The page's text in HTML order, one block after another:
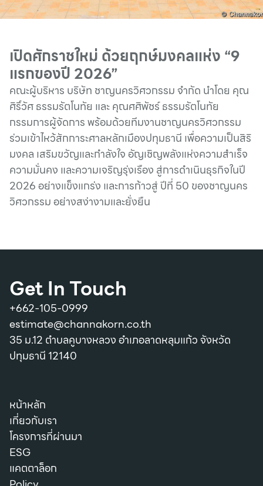
เปิดศักราชใหม่ ด้วยฤกษ์มงคลแห่ง “9
แรกของปี 2026”
คณะผู้บริหาร บริษัท ชาญนครวิศวกรรม จำกัด นำโดย คุณ
ศิริ์วัศ ธรรมรัตโนทัย และ คุณศศิพัชร์ ธรรมรัตโนทัย
กรรมการผู้จัดการ พร้อมด้วยทีมงานชาญนครวิศวกรรม
ร่วมเข้าไหว้สักการะศาลหลักเมืองปทุมธานี เพื่อความเป็นสิริ
มงคล เสริมขวัญและกำลังใจ อัญเชิญพลังแห่งความสำเร็จ
ความมั่นคง และความเจริญรุ่งเรือง สู่การดำเนินธุรกิจในปี
2026 อย่างแข็งแกร่ง และการก้าวสู่ ปีที่ 50 ของชาญนคร
วิศวกรรม อย่างสง่างามและยั่งยืน
Get In Touch
+662-105-0999
estimate@channakorn.co.th
35 ม.12 ตำบลคูบางหลวง อำเภอลาดหลุมแก้ว จังหวัด
ปทุมธานี 12140
หน้าหลัก
เกี่ยวกับเรา
โครงการที่ผ่านมา
ESG
แคตตาล็อก